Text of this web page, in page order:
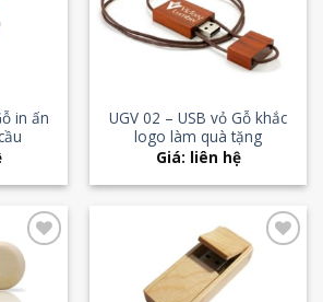
in ấn
UGV 02 – USB vỏ Gỗ khắc
logo làm quà tặng
Giá: liên hệ
Add to
Wishlist